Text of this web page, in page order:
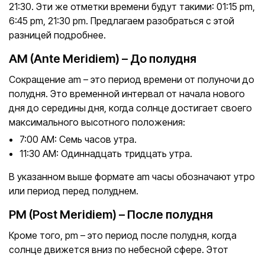
21:30. Эти же отметки времени будут такими: 01:15 pm,
6:45 pm, 21:30 pm. Предлагаем разобраться с этой
разницей подробнее.
AM (Ante Meridiem) – До полудня
Сокращение am – это период времени от полуночи до
полудня. Это временной интервал от начала нового
дня до середины дня, когда солнце достигает своего
максимального высотного положения:
7:00 AM: Семь часов утра.
11:30 AM: Одиннадцать тридцать утра.
В указанном выше формате am часы обозначают утро
или период перед полуднем.
PM (Post Meridiem) – После полудня
Кроме того, pm – это период после полудня, когда
солнце движется вниз по небесной сфере. Этот